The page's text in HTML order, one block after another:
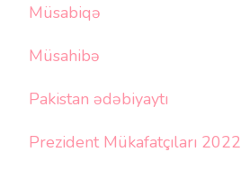
Müsabiqə
Müsahibə
Pakistan ədəbiyaytı
Prezident Mükafatçıları 2022